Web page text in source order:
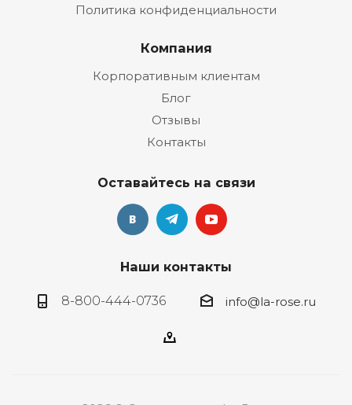
Политика конфиденциальности
Компания
Корпоративным клиентам
Блог
Отзывы
Контакты
Оставайтесь на связи
Наши контакты
8-800-444-0736 info@la-rose.ru